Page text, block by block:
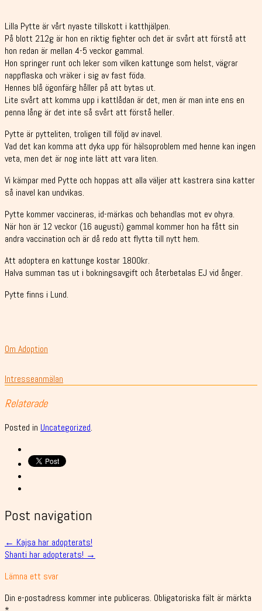
Lilla Pytte är vårt nyaste tillskott i katthjälpen.
På blott 212g är hon en riktig fighter och det är svårt att förstå att
hon redan är mellan 4-5 veckor gammal.
Hon springer runt och leker som vilken kattunge som helst, vägrar
nappflaska och vräker i sig av fast föda.
Hennes blå ögonfärg håller på att bytas ut.
Lite svårt att komma upp i kattlådan är det, men är man inte ens en
penna lång är det inte så svårt att förstå heller.
Pytte är pytteliten, troligen till följd av inavel.
Vad det kan komma att dyka upp för hälsoproblem med henne kan ingen
veta, men det är nog inte lätt att vara liten.
Vi kämpar med Pytte och hoppas att alla väljer att kastrera sina katter
så inavel kan undvikas.
Pytte kommer vaccineras, id-märkas och behandlas mot ev ohyra.
När hon är 12 veckor (16 augusti) gammal kommer hon ha fått sin
andra vaccination och är då redo att flytta till nytt hem.
Att adoptera en kattunge kostar 1800kr.
Halva summan tas ut i bokningsavgift och återbetalas EJ vid ånger.
Pytte finns i Lund.
Om Adoption
Intresseanmälan
Relaterade
Posted in Uncategorized.
Post navigation
← Kajsa har adopterats!
Shanti har adopterats! →
Lämna ett svar
Din e-postadress kommer inte publiceras. Obligatoriska fält är märkta